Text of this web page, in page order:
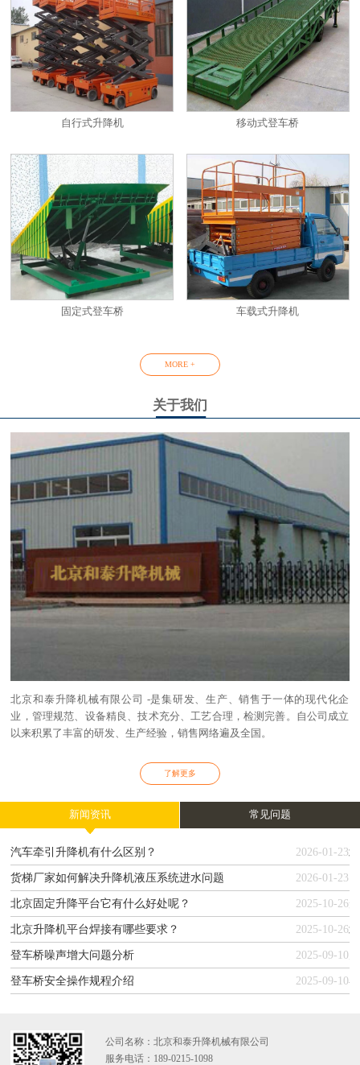
自行式升降机 移动式登车桥
固定式登车桥 车载式升降机
MORE +
关于我们
北京和泰升降机械有限公司 -是集研发、生产、销售于一体的现代化企
业，管理规范、设备精良、技术充分、工艺合理，检测完善。自公司成立
以来积累了丰富的研发、生产经验，销售网络遍及全国。
了解更多
新闻资讯 常见问题
汽车牵引升降机有什么区别？ 2026-01-23
货梯厂家如何解决升降机液压系统进水问题 2026-01-23
北京固定升降平台它有什么好处呢？ 2025-10-26
北京升降机平台焊接有哪些要求？ 2025-10-26
登车桥噪声增大问题分析 2025-09-10
登车桥安全操作规程介绍 2025-09-10
公司名称：北京和泰升降机械有限公司
服务电话：189-0215-1098